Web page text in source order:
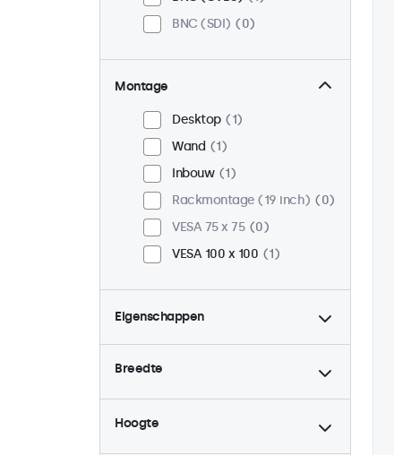
BNC (SDI)
0
Montage
Desktop
1
Wand
1
Inbouw
1
Rackmontage (19 inch)
0
VESA 75 x 75
0
VESA 100 x 100
1
Eigenschappen
4:3 / 5:4
0
Dimbaar
1
Continu gebruik (24/7)
1
Breedte
Hoogte